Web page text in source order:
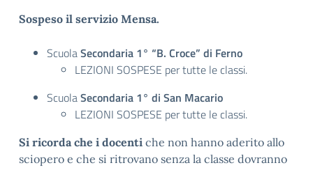
Sospeso il servizio Mensa.
ScuolaSecondaria 1° “B. Croce” di Ferno
LEZIONI SOSPESE per tutte le classi.
ScuolaSecondaria 1° di San Macario
LEZIONI SOSPESE per tutte le classi.
Si ricorda che i docenti che non hanno aderito allo
sciopero e che si ritrovano senza la classe dovranno